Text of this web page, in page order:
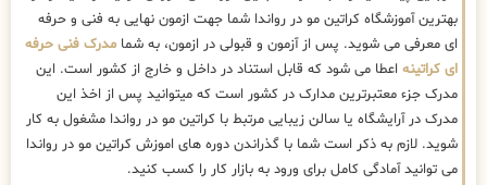
بهترین آموزشگاه کراتین مو در رواندا شما جهت ازمون نهایی به فنی و حرفه
ای معرفی می شوید. پس از آزمون و قبولی در ازمون، به شما مدرک فنی حرفه
ای کراتینه اعطا می شود که قابل استناد در داخل و خارج از کشور است. این
مدرک جزء معتبرترین مدارک در کشور است که میتوانید پس از اخذ این
مدرک در آرایشگاه یا سالن زیبایی مرتبط با کراتین مو در رواندا مشغول به کار
شوید. لازم به ذکر است شما با گذراندن دوره های اموزش کراتین مو در رواندا
می توانید آمادگی کامل برای ورود به بازار کار را کسب کنید.